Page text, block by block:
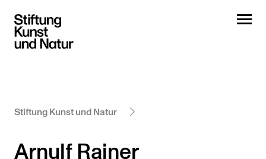
Stiftung Kunst und Natur
Arnulf Rainer